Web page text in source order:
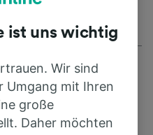
ist uns wichtig
Wir sind
Umgang mit Ihren
große
Daher möchten